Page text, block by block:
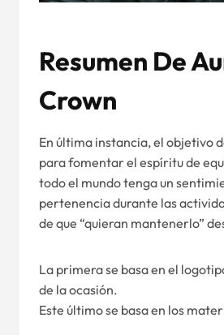
Resumen De
Crown
En última instancia, el objetivo
para fomentar el espíritu de
todo el mundo tenga un
pertenencia durante las
de que “quieran mantenerlo”
La primera se basa en el
de la ocasión.
Este último se basa en los